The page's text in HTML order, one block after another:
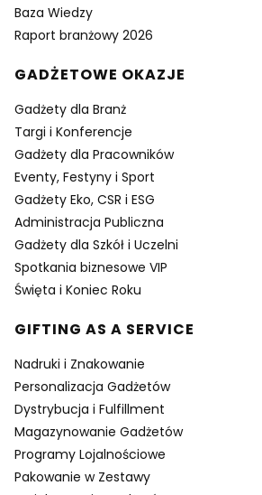
Baza Wiedzy
Raport branżowy 2026
GADŻETOWE OKAZJE
Gadżety dla Branż
Targi i Konferencje
Gadżety dla Pracowników
Eventy, Festyny i Sport
Gadżety Eko, CSR i ESG
Administracja Publiczna
Gadżety dla Szkół i Uczelni
Spotkania biznesowe VIP
Święta i Koniec Roku
GIFTING AS A SERVICE
Nadruki i Znakowanie
Personalizacja Gadżetów
Dystrybucja i Fulfillment
Magazynowanie Gadżetów
Programy Lojalnościowe
Pakowanie w Zestawy